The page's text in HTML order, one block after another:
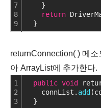
7
8
9
}
return
}
returnConnection( ) 메
아 ArrayList에 추가한다.
1
2
3
public void
connList. add
}